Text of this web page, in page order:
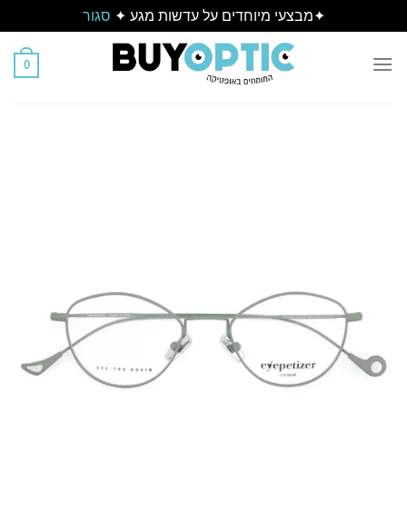
✦מבצעי מיוחדים על עדשות מגע ✦ סגור
0